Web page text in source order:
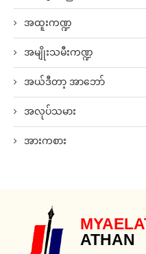
အထူးကဏ္ဍ
အမျိုးသမီးကဏ္ဍ
အယ်ဒီတာ့ အာဘော်
အလုပ်သမား
အားကစား
ATHAN